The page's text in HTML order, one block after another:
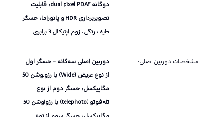
دوگانه dual pixel PDAF، قابلیت
تصویربرداری HDR و پانوراما، حسگر
طیف رنگی، زوم اپتیکال 3 برابری
مشخصات دوربین اصلی:
دوربین اصلی سه‌گانه - حسگر اول
از نوع عریض (Wide) با رزولوشن 50
مگاپیکسل، حسگر دوم از نوع
تله‌فوتو (telephoto) با رزولوشن 50